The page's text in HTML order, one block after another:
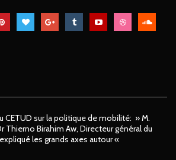
CETUD sur la politique de mobilité: » M.
Thierno Birahim Aw, Directeur général du
les grands axes autour «